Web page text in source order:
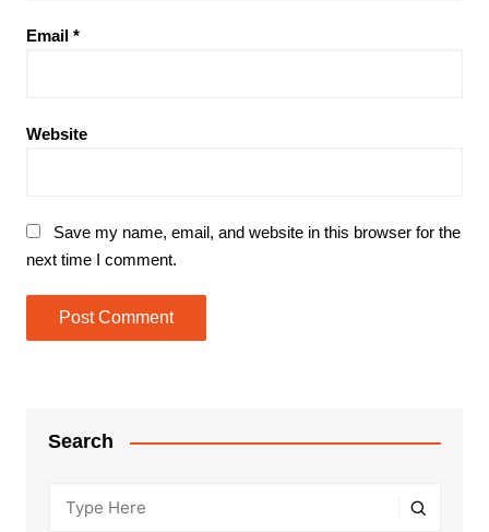
Email *
Website
Save my name, email, and website in this browser for the
next time I comment.
Search